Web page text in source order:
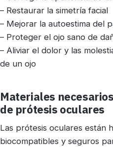
– Restaurar la simetría facial
– Mejorar la autoestima del
– Proteger el ojo sano de
– Aliviar el dolor y las
de un ojo
Materiales
de prótesis oculares
Las prótesis oculares están
biocompatibles y seguros